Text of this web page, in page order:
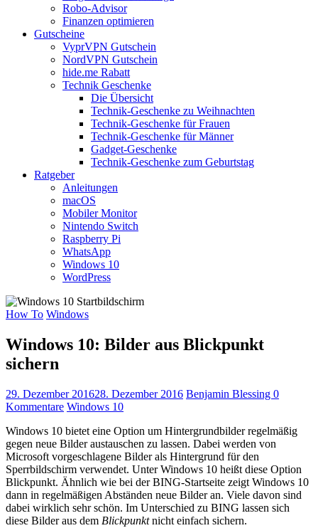
Robo-Advisor
Finanzen optimieren
Gutscheine
VyprVPN Gutschein
NordVPN Gutschein
hide.me Rabatt
Technik Geschenke
Die Übersicht
Technik-Geschenke zu Weihnachten
Technik-Geschenke für Frauen
Technik-Geschenke für Männer
Gadget-Geschenke
Technik-Geschenke zum Geburtstag
Ratgeber
Anleitungen
macOS
Mobiler Monitor
Nintendo Switch
Raspberry Pi
WhatsApp
Windows 10
WordPress
How To Windows
Windows 10: Bilder aus Blickpunkt
sichern
29. Dezember 201628. Dezember 2016 Benjamin Blessing 0
Kommentare Windows 10
Windows 10 bietet eine Option um Hintergrundbilder regelmäßig
gegen neue Bilder austauschen zu lassen. Dabei werden von
Microsoft vorgeschlagene Bilder als Hintergrund für den
Sperrbildschirm verwendet. Unter Windows 10 heißt diese Option
Blickpunkt. Ähnlich wie bei der BING-Startseite zeigt Windows 10
dann in regelmäßigen Abständen neue Bilder an. Viele davon sind
dabei wirklich sehr schön. Im Unterschied zu BING lassen sich
diese Bilder aus dem Blickpunktnicht einfach sichern.